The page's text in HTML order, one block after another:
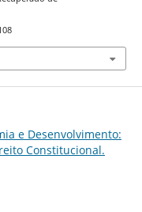
e Desenvolvimento:
Constitucional.